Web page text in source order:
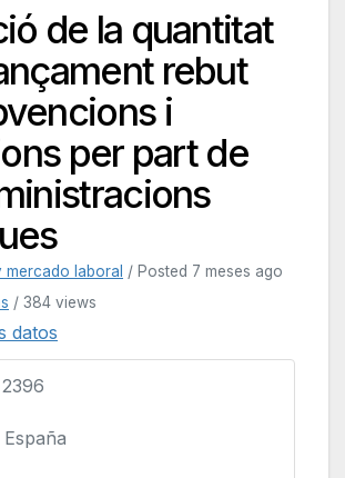
de la quantitat
rebut
i
per part de
mercado laboral / Posted 7 meses ago
/ 384 views
datos
2396
España